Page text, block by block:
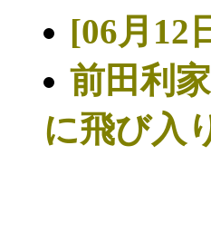
[06月12
前田利
に飛び入